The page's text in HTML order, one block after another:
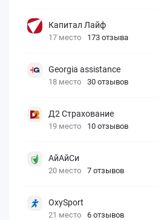
Капитал Лайф
17 место 173 отзыва
Georgia assistance
18 место 30 отзывов
Д2 Страхование
19 место 10 отзывов
АйАйСи
20 место 7 отзывов
OxySport
21 место 6 отзывов